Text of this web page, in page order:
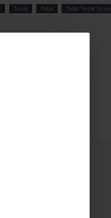
Total Tools
Total
Tools